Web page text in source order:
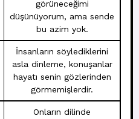
görüneceğimi
düşünüyorum, ama sende
bu azim yok.
İnsanların söylediklerini
asla dinleme, konuşanlar
hayatı senin gözlerinden
görmemişlerdir.
Onların dilinde